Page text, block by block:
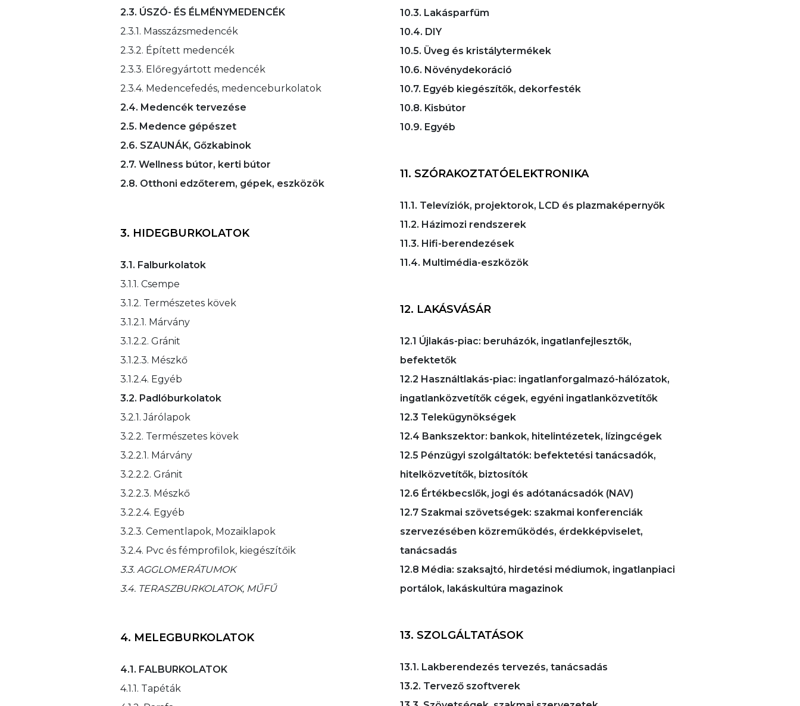
2.3. ÚSZÓ- ÉS ÉLMÉNYMEDENCÉK
2.3.1. Masszázsmedencék
2.3.2. Épített medencék
2.3.3. Előregyártott medencék
2.3.4. Medencefedés, medenceburkolatok
2.4. Medencék tervezése
2.5. Medence gépészet
2.6. SZAUNÁK, Gőzkabinok
2.7. Wellness bútor, kerti bútor
2.8. Otthoni edzőterem, gépek, eszközök
3. HIDEGBURKOLATOK
3.1. Falburkolatok
3.1.1. Csempe
3.1.2. Természetes kövek
3.1.2.1. Márvány
3.1.2.2. Gránit
3.1.2.3. Mészkő
3.1.2.4. Egyéb
3.2. Padlóburkolatok
3.2.1. Járólapok
3.2.2. Természetes kövek
3.2.2.1. Márvány
3.2.2.2. Gránit
3.2.2.3. Mészkő
3.2.2.4. Egyéb
3.2.3. Cementlapok, Mozaiklapok
3.2.4. Pvc és fémprofilok, kiegészítőik
3.3. AGGLOMERÁTUMOK
3.4. TERASZBURKOLATOK, MŰFŰ
4. MELEGBURKOLATOK
4.1. FALBURKOLATOK
4.1.1. Tapéták
10.3. Lakásparfüm
10.4. DIY
10.5. Üveg és kristálytermékek
10.6. Növénydekoráció
10.7. Egyéb kiegészítők, dekorfesték
10.8. Kisbútor
10.9. Egyéb
11. SZÓRAKOZTATÓELEKTRONIKA
11.1. Televíziók, projektorok, LCD és plazmaképernyők
11.2. Házimozi rendszerek
11.3. Hifi-berendezések
11.4. Multimédia-eszközök
12. LAKÁSVÁSÁR
12.1 Újlakás-piac: beruházók, ingatlanfejlesztők,
befektetők
12.2 Használtlakás-piac: ingatlanforgalmazó-hálózatok,
ingatlanközvetítők cégek, egyéni ingatlanközvetítők
12.3 Telekügynökségek
12.4 Bankszektor: bankok, hitelintézetek, lízingcégek
12.5 Pénzügyi szolgáltatók: befektetési tanácsadók,
hitelközvetítők, biztosítók
12.6 Értékbecslők, jogi és adótanácsadók (NAV)
12.7 Szakmai szövetségek: szakmai konferenciák
szervezésében közreműködés, érdekképviselet,
tanácsadás
12.8 Média: szaksajtó, hirdetési médiumok, ingatlanpiaci
portálok, lakáskultúra magazinok
13. SZOLGÁLTATÁSOK
13.1. Lakberendezés tervezés, tanácsadás
13.2. Tervező szoftverek